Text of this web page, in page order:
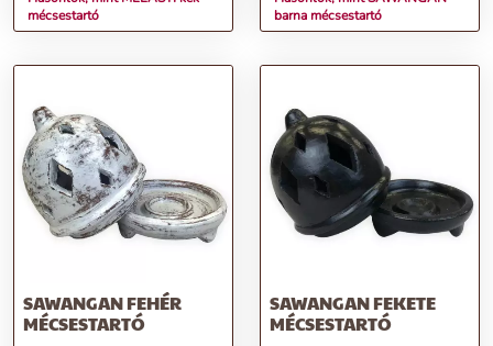
mécsestartó
barna mécsestartó
SAWANGAN FEHÉR
MÉCSESTARTÓ
SAWANGAN FEKETE
MÉCSESTARTÓ